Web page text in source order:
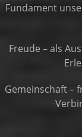
Fundament
Freude – als
Gemeinschaft –